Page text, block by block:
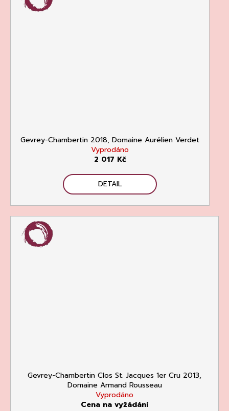
Gevrey-Chambertin 2018, Domaine Aurélien Verdet
Vyprodáno
2 017 Kč
DETAIL
Gevrey-Chambertin Clos St. Jacques 1er Cru 2013,
Domaine Armand Rousseau
Vyprodáno
Cena na vyžádání